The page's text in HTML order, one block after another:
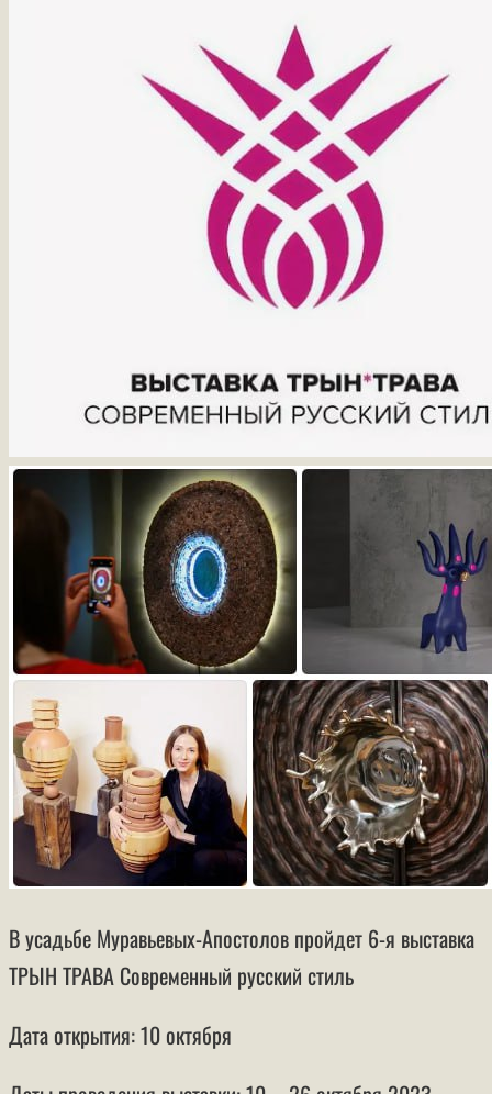
В усадьбе Муравьевых-Апостолов пройдет 6-я выставка
ТРЫН ТРАВА Современный русский стиль
Дата открытия: 10 октября